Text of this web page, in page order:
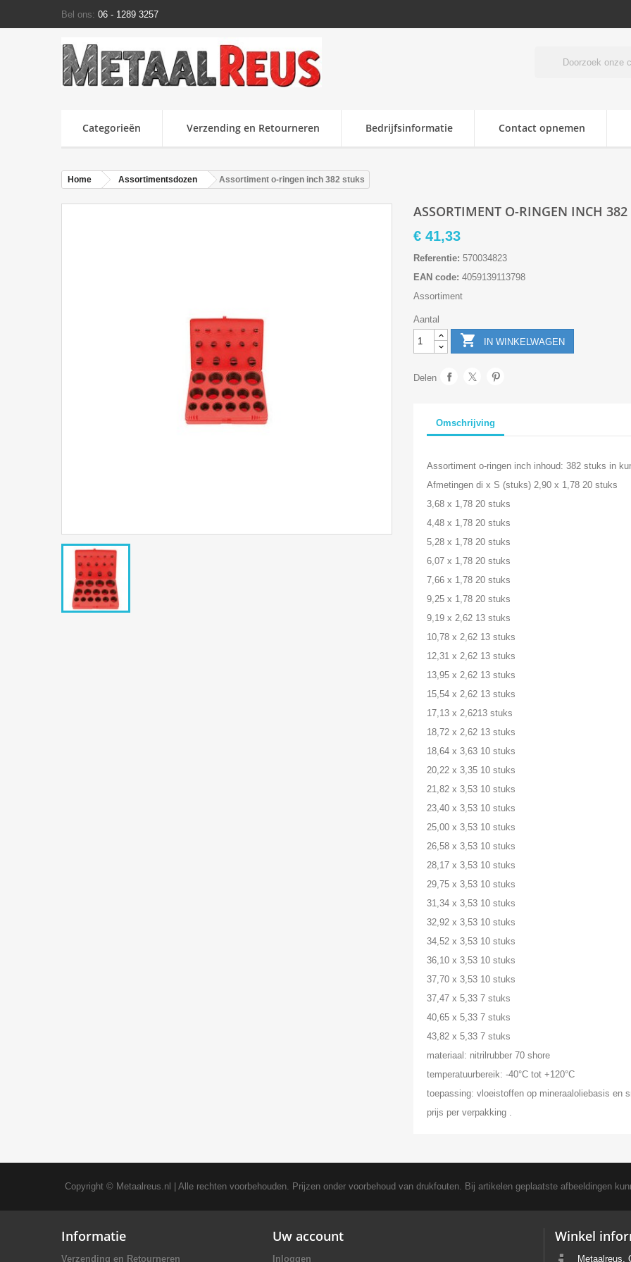
Bel ons: 06 - 1289 3257
Categorieën Verzending en Retourneren Bedrijfsinformatie Contact opnemen
Home Assortimentsdozen Assortiment o-ringen inch 382 stuks
ASSORTIMENT O-RINGEN INCH 382
€ 41,33
Referentie: 570034823
EAN code: 4059139113798
Assortiment
Aantal
 IN WINKELWAGEN
Delen
Omschrijving
Assortiment o-ringen inch inhoud: 382 stuks in
Afmetingen di x S (stuks) 2,90 x 1,78 20 stuks
3,68 x 1,78 20 stuks
4,48 x 1,78 20 stuks
5,28 x 1,78 20 stuks
6,07 x 1,78 20 stuks
7,66 x 1,78 20 stuks
9,25 x 1,78 20 stuks
9,19 x 2,62 13 stuks
10,78 x 2,62 13 stuks
12,31 x 2,62 13 stuks
13,95 x 2,62 13 stuks
15,54 x 2,62 13 stuks
17,13 x 2,6213 stuks
18,72 x 2,62 13 stuks
18,64 x 3,63 10 stuks
20,22 x 3,35 10 stuks
21,82 x 3,53 10 stuks
23,40 x 3,53 10 stuks
25,00 x 3,53 10 stuks
26,58 x 3,53 10 stuks
28,17 x 3,53 10 stuks
29,75 x 3,53 10 stuks
31,34 x 3,53 10 stuks
32,92 x 3,53 10 stuks
34,52 x 3,53 10 stuks
36,10 x 3,53 10 stuks
37,70 x 3,53 10 stuks
37,47 x 5,33 7 stuks
40,65 x 5,33 7 stuks
43,82 x 5,33 7 stuks
materiaal: nitrilrubber 70 shore
temperatuurbereik: -40°C tot +120°C
toepassing: vloeistoffen op mineraaloliebasis en
prijs per verpakking .
Copyright © Metaalreus.nl | Alle rechten voorbehouden. Prijzen onder voorbehoud van drukfouten. Bij artikelen geplaatste afbeeldingen
Informatie
Verzending en Retourneren
Uw account
Inloggen
Winkel
Metaalreus,